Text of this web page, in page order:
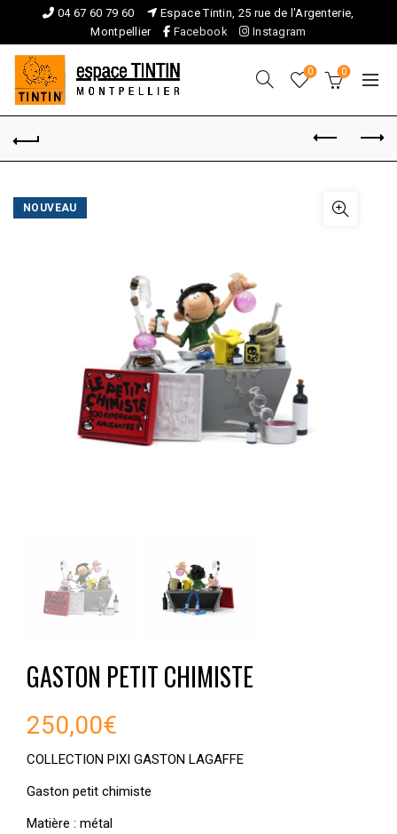
04 67 60 79 60
Espace Tintin, 25 rue de l'Argenterie,
Montpellier
Facebook Instagram
0 0
NOUVEAU
GASTON PETIT CHIMISTE
250,00€
COLLECTION PIXI GASTON LAGAFFE
Gaston petit chimiste
Matière : métal